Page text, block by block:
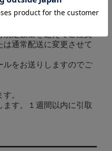
可] と入っている商品が
定数量を超えてご注文
通常配送に変更させて
ルをお送りしますのでご
。
す。１週間以内に引取